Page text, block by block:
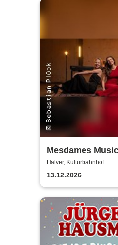
Mesdames
Halver, Kulturbahnhof
13.12.2026